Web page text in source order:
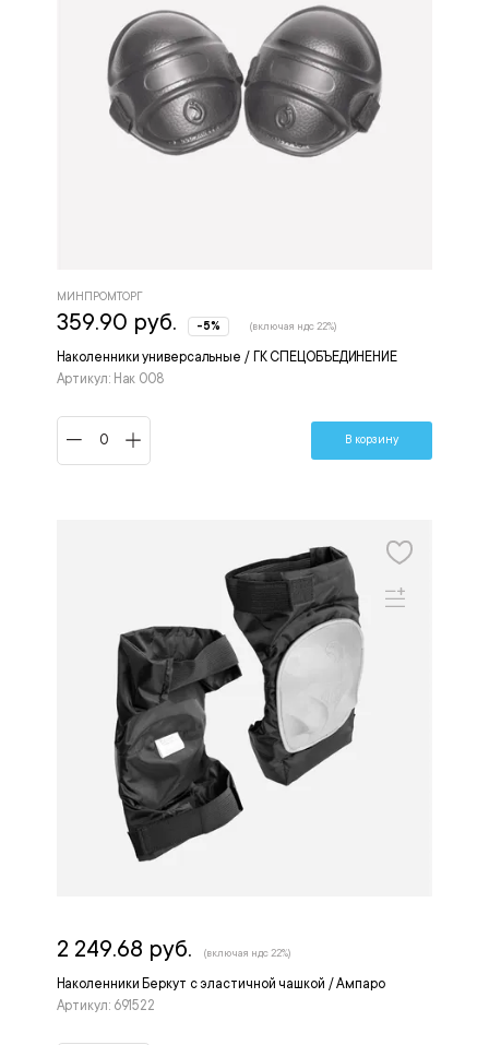
Наколенники универсальные / ГК СПЕЦОБЪЕДИНЕНИЕ
Артикул: Нак 008
МИНПРОМТОРГ
359.90 руб. -5% (включая ндс 22%)
В корзину
Наколенники Беркут с эластичной чашкой / Ампаро
Артикул: 691522
2 249.68 руб. (включая ндс 22%)